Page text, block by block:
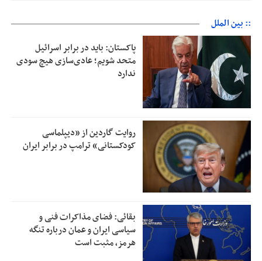
:: بین الملل
پاکستان: باید در برابر اسرائیل
متحد شویم؛ عادی‌سازی هیچ سودی
ندارد
روایت گاردین از «دیپلماسی
کودکستانی» ترامپ در برابر ایران
بقائی: فضای مذاکرات فنی و
سیاسی ایران و عمان درباره تنگه
هرمز، مثبت است